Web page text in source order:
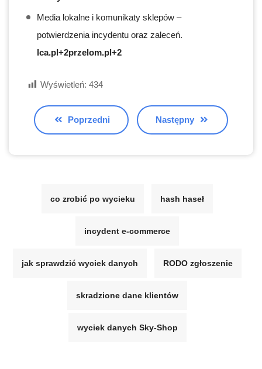
Media lokalne i komunikaty sklepów –
potwierdzenia incydentu oraz zaleceń.
lca.pl+2przelom.pl+2
Wyświetleń: 434
Poprzedni Następny
co zrobić po wycieku hash haseł
incydent e-commerce
jak sprawdzić wyciek danych RODO zgłoszenie
skradzione dane klientów
wyciek danych Sky-Shop